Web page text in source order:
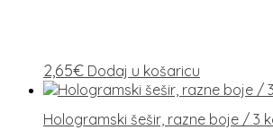
2,65€ Dodaj u košaricu
Hologramski šešir, razne boje / 3